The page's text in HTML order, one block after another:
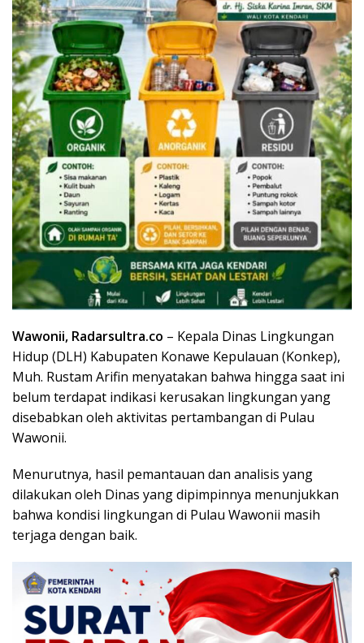
Wawonii, Radarsultra.co – Kepala Dinas Lingkungan
Hidup (DLH) Kabupaten Konawe Kepulauan (Konkep),
Muh. Rustam Arifin menyatakan bahwa hingga saat ini
belum terdapat indikasi kerusakan lingkungan yang
disebabkan oleh aktivitas pertambangan di Pulau
Wawonii.
Menurutnya, hasil pemantauan dan analisis yang
dilakukan oleh Dinas yang dipimpinnya menunjukkan
bahwa kondisi lingkungan di Pulau Wawonii masih
terjaga dengan baik.